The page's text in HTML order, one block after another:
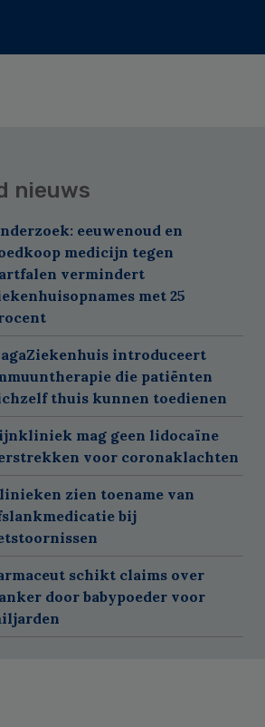
nieuws
eeuwenoud en
medicijn tegen
vermindert
met 25
introduceert
die patiënten
thuis kunnen toedienen
mag geen lidocaïne
voor coronaklachten
zien toename van
bij
schikt claims over
door babypoeder voor